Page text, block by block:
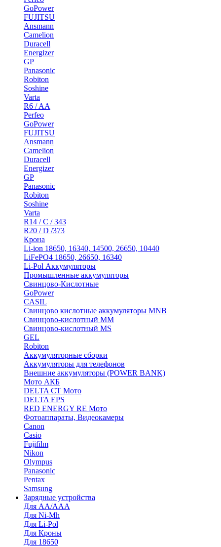
GoPower
FUJITSU
Ansmann
Camelion
Duracell
Energizer
GP
Panasonic
Robiton
Soshine
Varta
R6 / AA
Perfeo
GoPower
FUJITSU
Ansmann
Camelion
Duracell
Energizer
GP
Panasonic
Robiton
Soshine
Varta
R14 / C / 343
R20 / D /373
Крона
Li-ion 18650, 16340, 14500, 26650, 10440
LiFePO4 18650, 26650, 16340
Li-Pol Аккумуляторы
Промышленные аккумуляторы
Свинцово-Кислотные
GoPower
CASIL
Свинцово кислотные аккумуляторы MNB
Cвинцово-кислотный MM
Cвинцово-кислотный MS
GEL
Robiton
Аккумуляторные сборки
Аккумуляторы для телефонов
Внешние аккумуляторы (POWER BANK)
Мото АКБ
DELTA CT Мото
DELTA EPS
RED ENERGY RE Мото
Фотоаппараты, Видеокамеры
Canon
Casio
Fujifilm
Nikon
Olympus
Panasonic
Pentax
Samsung
Зарядные устройства
Для AA/AAA
Для Ni-Mh
Для Li-Pol
Для Кроны
Для 18650